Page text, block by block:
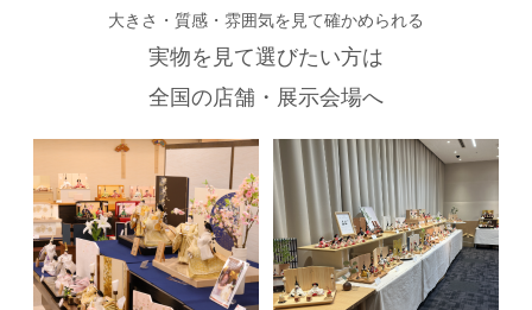
大きさ・質感・雰囲気を見て確かめられる
実物を見て選びたい方は
全国の店舗・展示会場へ